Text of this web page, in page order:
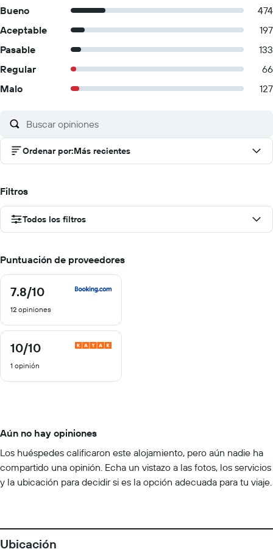
Bueno
474
Aceptable
197
Pasable
133
Regular
66
Malo
127
Ordenar por:Más recientes
Filtros
Todos los filtros
Puntuación de proveedores
7.8/10
7.8
10
12 opiniones
10/10
10
10
1 opinión
Aún no hay opiniones
Los huéspedes calificaron este alojamiento, pero aún nadie ha
compartido una opinión. Echa un vistazo a las fotos, los servicios
y la ubicación para decidir si es la opción adecuada para tu viaje.
Ubicación